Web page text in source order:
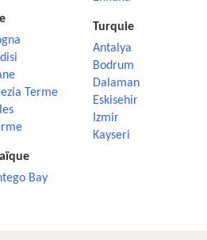
Terme
Bay
Turquie
Antalya
Bodrum
Dalaman
Eskisehir
Izmir
Kayseri